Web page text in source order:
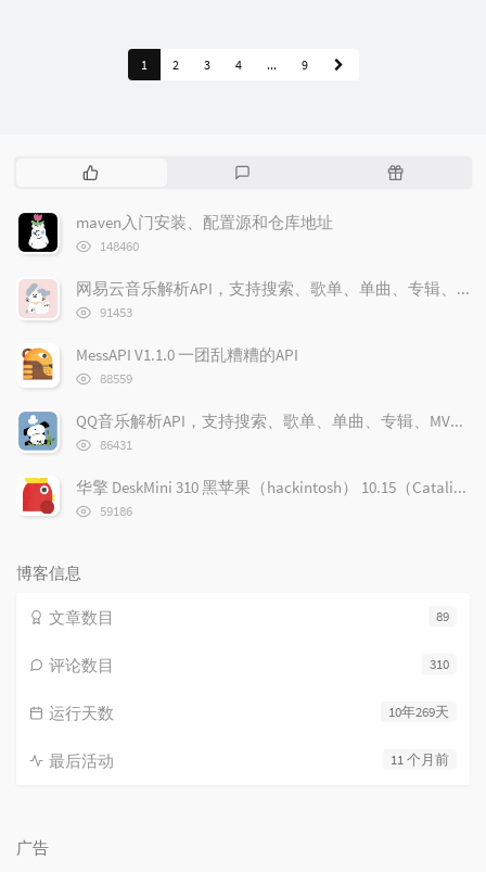
1 2 3 4 ... 9
热
文
章
评
随
maven入门安装、配置源和仓库地址
浏
次
数:
148460
网易云音乐解析API，支持搜索、歌单、单曲、专辑、MV解析、多音质切换、图片大小切换
浏
次
数:
91453
MessAPI V1.1.0 一团乱糟糟的API
浏
次
数:
88559
QQ音乐解析API，支持搜索、歌单、单曲、专辑、MV解析、多音质切换
浏
次
数:
86431
华擎 DeskMini 310 黑苹果（hackintosh） 10.15（Catalina） OpenCore配置
浏
59186
博客信息
89
文章数目
310
评论数目
10年269天
运行天数
11 个月前
最后活动
广告